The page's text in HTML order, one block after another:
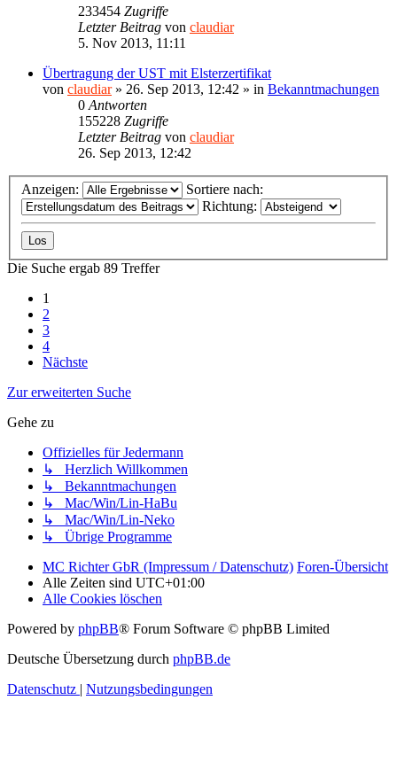
233454 Zugriffe
Letzter Beitrag von claudiar
5. Nov 2013, 11:11
Übertragung der UST mit Elsterzertifikat
von claudiar» 26. Sep 2013, 12:42 » in Bekanntmachungen
0 Antworten
155228 Zugriffe
Letzter Beitrag von claudiar
26. Sep 2013, 12:42
Anzeigen:
Sortiere nach:
Richtung:
Die Suche ergab 89 Treffer
1
2
3
4
Nächste
Zur erweiterten Suche
Gehe zu
Offizielles für Jedermann
↳ Herzlich Willkommen
↳ Bekanntmachungen
↳ Mac/Win/Lin-HaBu
↳ Mac/Win/Lin-Neko
↳ Übrige Programme
MC Richter GbR (Impressum / Datenschutz) Foren-Übersicht
Alle Zeiten sind UTC+01:00
Alle Cookies löschen
Powered by phpBB® Forum Software © phpBB Limited
Deutsche Übersetzung durch phpBB.de
Datenschutz
Nutzungsbedingungen